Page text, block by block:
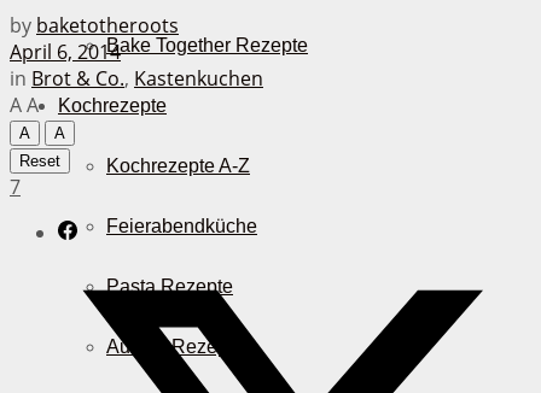
Bake Together Rezepte
Kochrezepte
Kochrezepte A-Z
Feierabendküche
Pasta Rezepte
Auflauf Rezepte
by baketotheroots
April 6, 2014
in Brot & Co., Kastenkuchen
AA
A
A
Reset
7